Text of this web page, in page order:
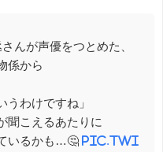
んが声優をつとめた、
係から
うわけですね」
聞こえるあたりに
いるかも…🤔 pic.twi